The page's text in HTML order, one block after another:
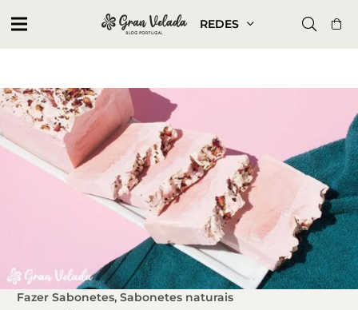
REDES
Fazer Sabonetes, Sabonetes naturais